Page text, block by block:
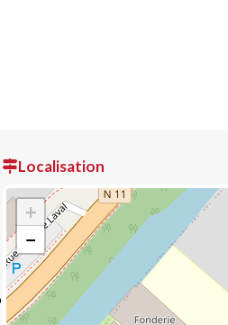
Localisation
+
−